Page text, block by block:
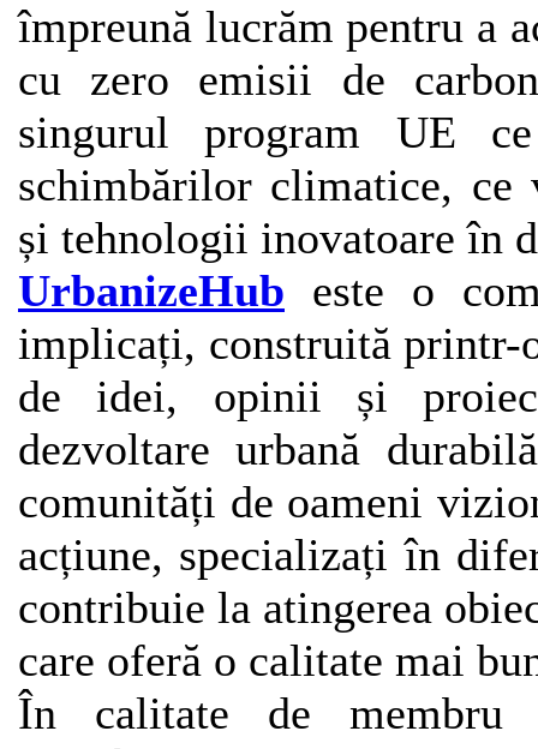
împreună lucrăm pentru a
cu zero emisii de
singurul program UE
schimbărilor climatice, ce
și tehnologii inovatoare în
UrbanizeHub este o
implicați, construită printr-
de idei, opinii și
dezvoltare urbană
comunități de oameni
acțiune, specializați în
contribuie la atingerea
care oferă o calitate mai
În calitate de membru